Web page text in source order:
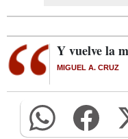
Y vuelve la
MIGUEL A. CRUZ